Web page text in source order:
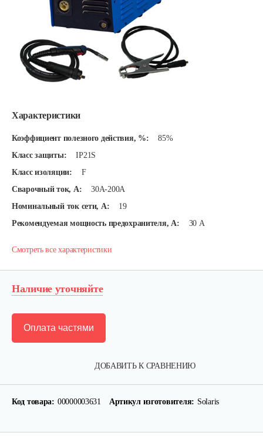
Характеристики
Коэффициент полезного действия, %:
85%
Класс защиты:
IP21S
Класс изоляции:
F
Сварочный ток, А:
30А-200А
Номинальный ток сети, А:
19
Рекомендуемая мощность предохранителя, А:
30 А
Смотреть все характеристики
Наличие уточняйте
ДОБАВИТЬ К СРАВНЕНИЮ
Оплата частями
Код товара: 00000003631 Артикул изготовителя: Solaris